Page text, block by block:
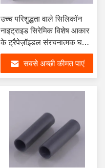
उच्च परिशुद्धता वाले सिलिकॉन
नाइट्राइड सिरेमिक विशेष आकार
के ट्रैपेज़ॉइडल संरचनात्मक घटक
(स्थिति बॉस के साथ)
सबसे अच्छी कीमत पाएं